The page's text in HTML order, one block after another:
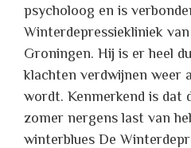
psycholoog en is
Winterdepressiekliniek
Groningen. Hij is er heel
klachten verdwijnen weer
wordt. Kenmerkend is dat
zomer nergens last van
winterblues De